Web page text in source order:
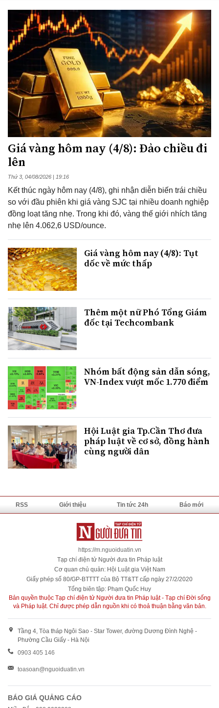
Giá vàng hôm nay (4/8): Đảo chiều đi
lên
Thứ 3, 04/08/2026 | 19:16
Kết thúc ngày hôm nay (4/8), ghi nhận diễn biến trái chiều
so với đầu phiên khi giá vàng SJC tại nhiều doanh nghiệp
đồng loạt tăng nhẹ. Trong khi đó, vàng thế giới nhích tăng
nhẹ lên 4.062,6 USD/ounce.
Giá vàng hôm nay (4/8): Tụt
dốc về mức thấp
Thêm một nữ Phó Tổng Giám
đốc tại Techcombank
Nhóm bất động sản dẫn sóng,
VN-Index vượt mốc 1.770 điểm
Hội Luật gia Tp.Cần Thơ đưa
pháp luật về cơ sở, đồng hành
cùng người dân
RSS Giới thiệu Tin tức 24h Báo mới
https://m.nguoiduatin.vn
Tạp chí điện tử Người đưa tin Pháp luật
Cơ quan chủ quản: Hội Luật gia Việt Nam
Giấy phép số 80/GP-BTTTT của Bộ TT&TT cấp ngày 27/2/2020
Tổng biên tập: Phạm Quốc Huy
Bản quyền thuộc Tạp chí điện tử Người đưa tin Pháp luật - Tạp chí Đời sống
và Pháp luật. Chỉ được phép dẫn nguồn khi có thoả thuận bằng văn bản.
Tầng 4, Tòa tháp Ngôi Sao - Star Tower, đường Dương Đình Nghệ -
Phường Cầu Giấy - Hà Nội
0903 405 146
toasoan@nguoiduatin.vn
BÁO GIÁ QUẢNG CÁO